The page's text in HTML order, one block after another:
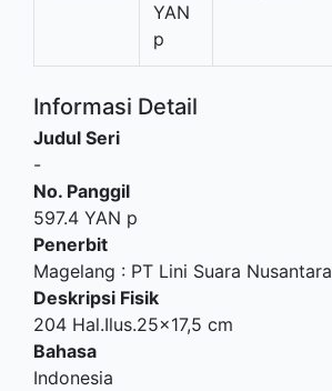
YAN
p
Informasi Detail
Judul Seri
-
No. Panggil
597.4 YAN p
Penerbit
Magelang : PT Lini Suara Nusantara
Deskripsi Fisik
204 Hal.Ilus.25x17,5 cm
Bahasa
Indonesia